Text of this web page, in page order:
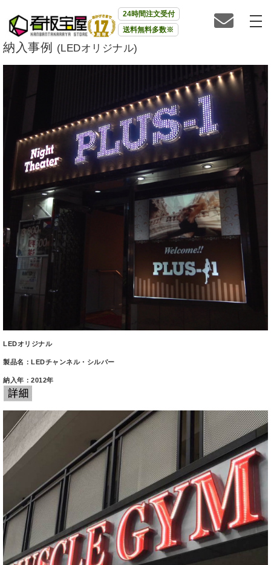
24時間注文受付
送料無料多数※
納入事例 (LEDオリジナル)
LEDオリジナル
製品名：LEDチャンネル・シルバー
納入年：2012年